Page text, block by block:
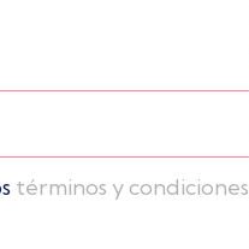
términos y condiciones